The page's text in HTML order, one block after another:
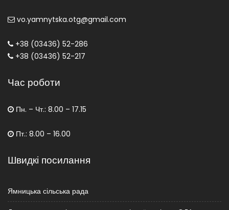
vo.yamnytska.otg@gmail.com
+38 (03436) 52-286
+38 (03436) 52-217
Час роботи
Пн. – Чт.: 8.00 – 17.15
Пт.: 8.00 – 16.00
Швидкі посилання
Ямницька сільська рада